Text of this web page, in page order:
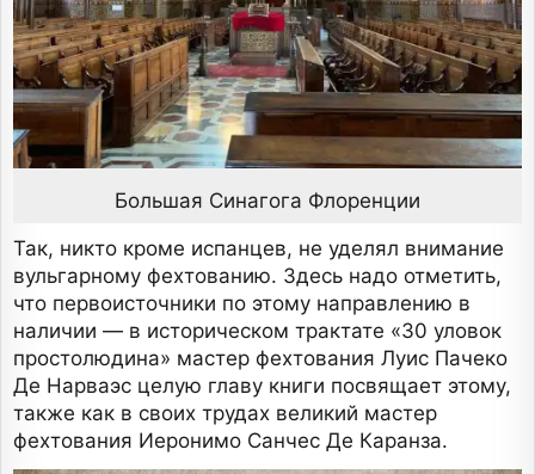
Большая Синагога Флоренции
Так, никто кроме испанцев, не уделял внимание
вульгарному фехтованию. Здесь надо отметить,
что первоисточники по этому направлению в
наличии — в историческом трактате «30 уловок
простолюдина» мастер фехтования Луис Пачеко
Де Нарваэс целую главу книги посвящает этому,
также как в своих трудах великий мастер
фехтования Иеронимо Санчес Де Каранза.